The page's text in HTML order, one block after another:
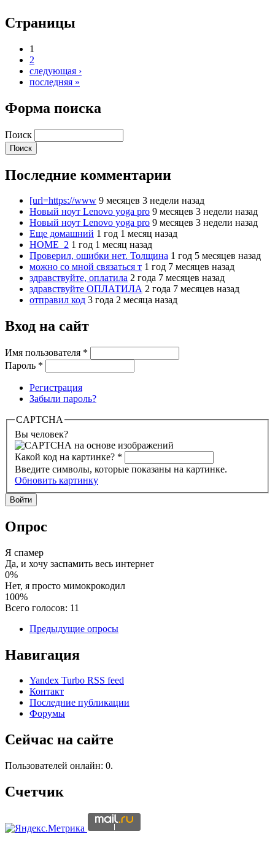
Страницы
1
2
следующая ›
последняя »
Форма поиска
Поиск
Последние комментарии
[url=https://www 9 месяцев 3 недели назад
Новый ноут Lenovo yoga pro 9 месяцев 3 недели назад
Новый ноут Lenovo yoga pro 9 месяцев 3 недели назад
Еще домашний 1 год 1 месяц назад
HOME_2 1 год 1 месяц назад
Проверил, ошибки нет. Толщина 1 год 5 месяцев назад
можно со мной связаться т 1 год 7 месяцев назад
здравствуйте, оплатила 2 года 7 месяцев назад
здравствуйте ОПЛАТИЛА 2 года 7 месяцев назад
отправил код 3 года 2 месяца назад
Вход на сайт
Имя пользователя *
Пароль *
Регистрация
Забыли пароль?
CAPTCHA
Вы человек?
Какой код на картинке? *
Введите символы, которые показаны на картинке.
Обновить картинку
Опрос
Я спамер
Да, и хочу заспамить весь интернет
0%
Нет, я просто мимокрокодил
100%
Всего голосов: 11
Предыдущие опросы
Навигация
Yandex Turbo RSS feed
Контакт
Последние публикации
Форумы
Сейчас на сайте
Пользователей онлайн: 0.
Счетчик